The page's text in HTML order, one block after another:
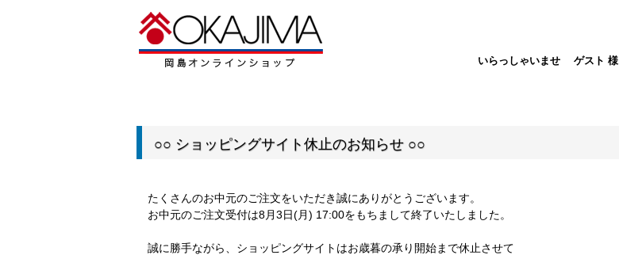
いらっしゃいませ ゲスト 様
○○ ショッピングサイト休止のお知らせ ○○
たくさんのお中元のご注文をいただき誠にありがとうございます。
お中元のご注文受付は8月3日(月) 17:00をもちまして終了いたしました。
誠に勝手ながら、ショッピングサイトはお歳暮の承り開始まで休止させて